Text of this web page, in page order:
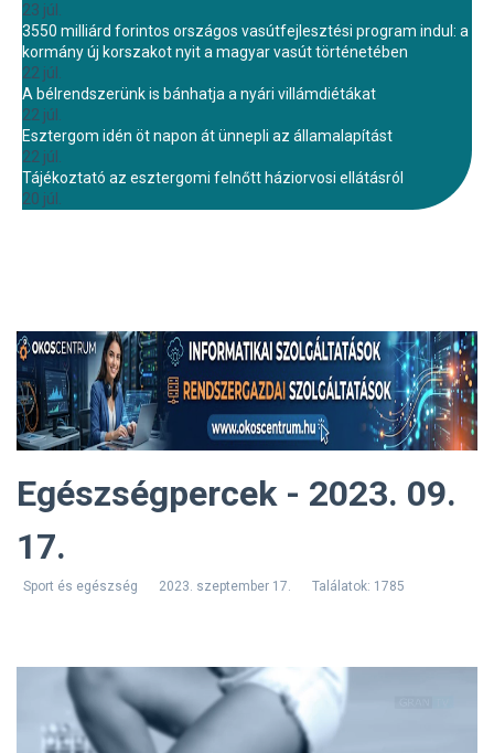
23 júl.
3550 milliárd forintos országos vasútfejlesztési program indul: a
kormány új korszakot nyit a magyar vasút történetében
22 júl.
A bélrendszerünk is bánhatja a nyári villámdiétákat
22 júl.
Esztergom idén öt napon át ünnepli az államalapítást
22 júl.
Tájékoztató az esztergomi felnőtt háziorvosi ellátásról
20 júl.
Egészségpercek - 2023. 09.
17.
Sport és egészség 2023. szeptember 17. Találatok: 1785